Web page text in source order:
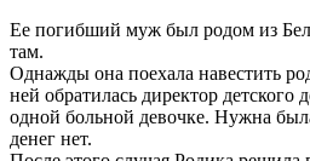
Ее погибший муж был родом из
там.
Однажды она поехала навестить
ней обратилась директор детского
одной больной девочке. Нужна
денег нет.